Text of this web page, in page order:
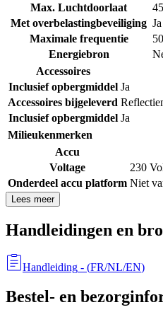
Max. Luchtdoorlaat
Met overbelastingbeveiliging Ja
Maximale frequentie
Energiebron
Accessoires
Inclusief opbergmiddel Ja
Accessoires bijgeleverd
Inclusief opbergmiddel Ja
Milieukenmerken
Accu
Voltage
230
Onderdeel accu platform Niet
Lees meer
Handleidingen en
Handleiding - (FR/NL/EN)
Bestel- en